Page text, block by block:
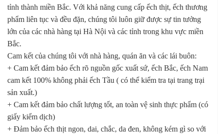
tỉnh thành miền Bắc. Với khả năng cung cấp ếch thịt, ếch thương
phẩm liên tục và đều đặn, chúng tôi luôn giữ được sự tin tưởng
lớn của các nhà hàng tại Hà Nội và các tỉnh trong khu vực miền
Bắc.
Cam kết của chúng tôi với nhà hàng, quán ăn và các lái buôn:
+ Cam kết đảm bảo ếch rõ nguồn gốc xuất sứ, ếch Bắc, ếch Nam
cam kết 100% không phải ếch Tầu ( có thể kiểm tra tại trang trại
sản xuất.)
+ Cam kết đảm bảo chất lượng tốt, an toàn vệ sinh thực phẩm (có
giấy kiểm dịch)
+ Đảm bảo ếch thịt ngon, dai, chắc, da đen, không kém gì so với